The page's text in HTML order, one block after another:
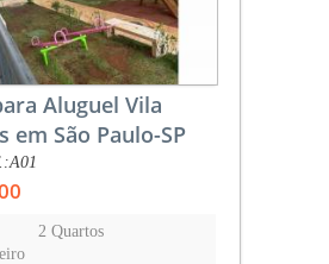
Aluguel Vila
em São Paulo-SP
2 Quartos